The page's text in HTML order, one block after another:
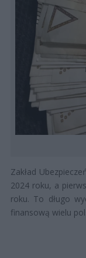
Zakład
2024 roku, a
roku. To długo
finansową wielu